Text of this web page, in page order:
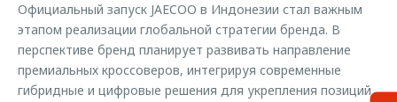
Официальный запуск JAECOO в Индонезии стал важным
этапом реализации глобальной стратегии бренда. В
перспективе бренд планирует развивать направление
премиальных кроссоверов, интегрируя современные
гибридные и цифровые решения для укрепления позиций